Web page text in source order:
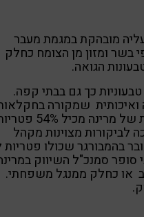
מובהקת במגמת מעבר
בשר ומזון מן הצומח כחלק
הגואה.
כך גם בבתי קפה.
ואיכותית שמקורה
ישראלית מתקדמת. המבורגר הפטריות של מרינה מכיל
לביקורות מצוינות מקהל
בהמבורגר שכולו פטריות
סמנכ"ל השיווק
או כחלק ממנגל משפחתי.